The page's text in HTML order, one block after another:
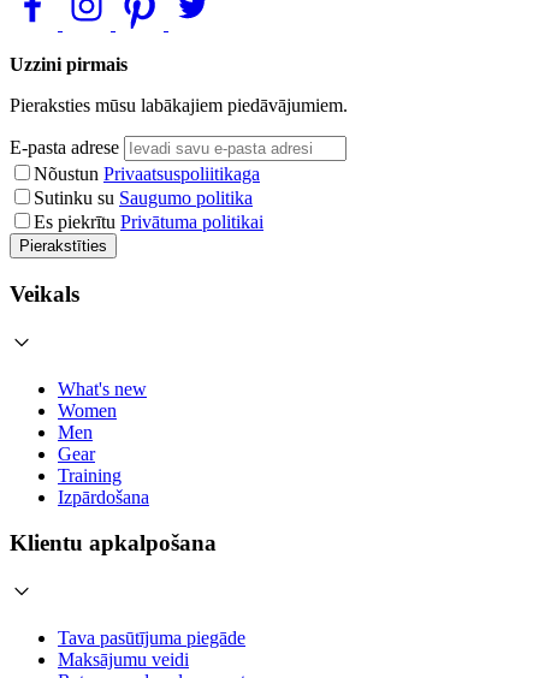
Uzzini pirmais
Pieraksties mūsu labākajiem piedāvājumiem.
E-pasta adrese
Nõustun Privaatsuspoliitikaga
Sutinku su Saugumo politika
Es piekrītu Privātuma politikai
Pierakstīties
Veikals
What's new
Women
Men
Gear
Training
Izpārdošana
Klientu apkalpošana
Tava pasūtījuma piegāde
Maksājumu veidi